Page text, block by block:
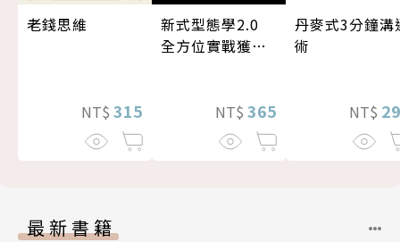
老錢思維
NT$ 315
新式型態學2.0
全方位實戰獲利
NT$ 365
丹麥式3分鐘溝
術
NT$
最新書籍